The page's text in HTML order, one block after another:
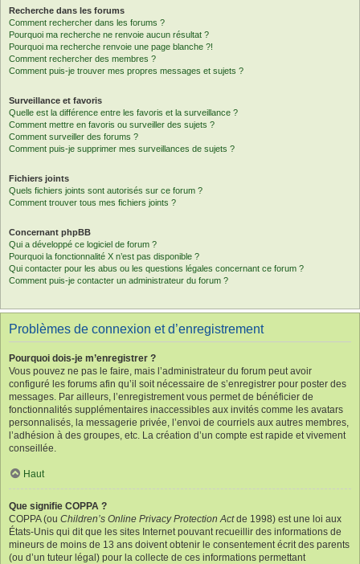
Recherche dans les forums
Comment rechercher dans les forums ?
Pourquoi ma recherche ne renvoie aucun résultat ?
Pourquoi ma recherche renvoie une page blanche ?!
Comment rechercher des membres ?
Comment puis-je trouver mes propres messages et sujets ?
Surveillance et favoris
Quelle est la différence entre les favoris et la surveillance ?
Comment mettre en favoris ou surveiller des sujets ?
Comment surveiller des forums ?
Comment puis-je supprimer mes surveillances de sujets ?
Fichiers joints
Quels fichiers joints sont autorisés sur ce forum ?
Comment trouver tous mes fichiers joints ?
Concernant phpBB
Qui a développé ce logiciel de forum ?
Pourquoi la fonctionnalité X n’est pas disponible ?
Qui contacter pour les abus ou les questions légales concernant ce forum ?
Comment puis-je contacter un administrateur du forum ?
Problèmes de connexion et d’enregistrement
Pourquoi dois-je m’enregistrer ?
Vous pouvez ne pas le faire, mais l’administrateur du forum peut avoir
configuré les forums afin qu’il soit nécessaire de s’enregistrer pour poster des
messages. Par ailleurs, l’enregistrement vous permet de bénéficier de
fonctionnalités supplémentaires inaccessibles aux invités comme les avatars
personnalisés, la messagerie privée, l’envoi de courriels aux autres membres,
l’adhésion à des groupes, etc. La création d’un compte est rapide et vivement
conseillée.
Haut
Que signifie COPPA ?
COPPA (ou Children’s Online Privacy Protection Actde 1998) est une loi aux
États-Unis qui dit que les sites Internet pouvant recueillir des informations de
mineurs de moins de 13 ans doivent obtenir le consentement écrit des parents
(ou d’un tuteur légal) pour la collecte de ces informations permettant